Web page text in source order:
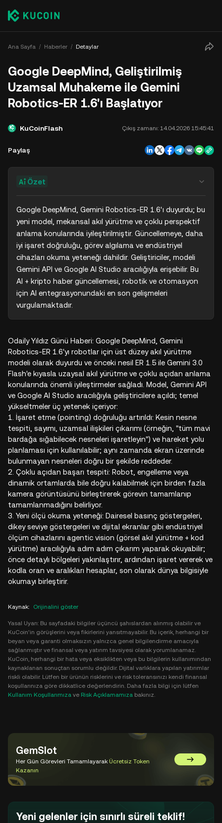
Ana Sayfa Haberler Detaylar
Google DeepMind, Geliştirilmiş
Uzamsal Muhakeme ile Gemini
Robotics-ER 1.6'ı Başlatıyor
KuCoinFlash Çıkış zamanı: 14.04.2026 15:45:41
Paylaş
Özet
Google DeepMind, Gemini Robotics-ER 1.6'ı duyurdu; bu
yeni model, mekansal akıl yürütme ve çoklu perspektif
anlama konularında iyileştirilmiştir. Güncellemeye, daha
iyi işaret doğruluğu, görev algılama ve endüstriyel
cihazları okuma yeteneği dahildir. Geliştiriciler, modeli
Gemini API ve Google AI Studio aracılığıyla erişebilir. Bu
AI + kripto haber güncellemesi, robotik ve otomasyon
için AI entegrasyonundaki en son gelişmeleri
vurgulamaktadır.
Odaily Yıldız Günü Haberi: Google DeepMind, Gemini
Robotics-ER 1.6'yı robotlar için üst düzey akıl yürütme
modeli olarak duyurdu ve önceki nesil ER 1.5 ile Gemini 3.0
Flash'e kıyasla uzaysal akıl yürütme ve çoklu açıdan anlama
konularında önemli iyileştirmeler sağladı. Model, Gemini API
ve Google AI Studio aracılığıyla geliştiricilere açıldı; temel
yükseltmeler üç yetenek içeriyor:
1. İşaret etme (pointing) doğruluğu artırıldı: Kesin nesne
tespiti, sayımı, uzamsal ilişkileri çıkarımı (örneğin, "tüm mavi
bardağa sığabilecek nesneleri işaretleyin") ve hareket yolu
planlaması için kullanılabilir; aynı zamanda ekran üzerinde
bulunmayan nesneleri doğru bir şekilde reddeder.
2. Çoklu açıdan başarı tespiti: Robot, engelleme veya
dinamik ortamlarda bile doğru kalabilmek için birden fazla
kamera görüntüsünü birleştirerek görevin tamamlanıp
tamamlanmadığını belirliyor.
3. Yeni ölçü okuma yeteneği: Dairesel basınç göstergeleri,
dikey seviye göstergeleri ve dijital ekranlar gibi endüstriyel
ölçüm cihazlarını agentic vision (görsel akıl yürütme + kod
yürütme) aracılığıyla adım adım çıkarım yaparak okuyabilir;
önce detaylı bölgeleri yakınlaştırır, ardından işaret vererek ve
kodla oran ve aralıkları hesaplar, son olarak dünya bilgisiyle
okumayı birleştirir.
Kaynak: Orijinalini göster
Yasal Uyarı: Bu sayfadaki bilgiler üçüncü şahıslardan alınmış olabilir ve
KuCoin'in görüşlerini veya fikirlerini yansıtmayabilir. Bu içerik, herhangi bir
beyan veya garanti olmaksızın yalnızca genel bilgilendirme amacıyla
sağlanmıştır ve finansal veya yatırım tavsiyesi olarak yorumlanamaz.
KuCoin, herhangi bir hata veya eksiklikten veya bu bilgilerin kullanımından
kaynaklanan sonuçtan sorumlu değildir. Dijital varlıklara yapılan yatırımlar
riskli olabilir. Lütfen bir ürünün risklerini ve risk toleransınızı kendi finansal
koşullarınıza göre dikkatlice değerlendirin. Daha fazla bilgi için lütfen
Kullanım Koşullarımıza ve Risk Açıklamamıza bakınız.
GemSlot
Her Gün Görevleri Tamamlayarak Ücretsiz Token
Kazanın
Yeni gelenler için sınırlı süreli teklif!